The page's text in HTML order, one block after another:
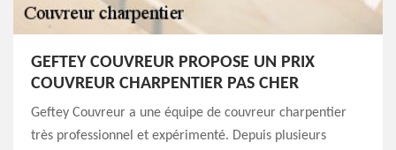
GEFTEY COUVREUR PROPOSE UN PRIX
COUVREUR CHARPENTIER PAS CHER
Geftey Couvreur a une équipe de couvreur charpentier
très professionnel et expérimenté. Depuis plusieurs